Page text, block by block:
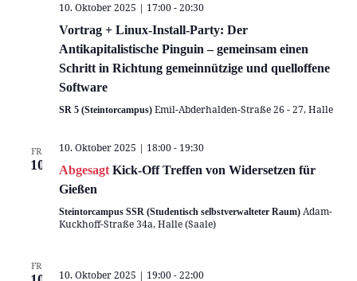
10. Oktober 2025 | 17:00-20:30
Vortrag + Linux-Install-Party: Der
Antikapitalistische Pinguin – gemeinsam einen
Schritt in Richtung gemeinnützige und quelloffene
Software
SR 5 (Steintorcampus) Emil-Abderhalden-Straße 26 - 27, Halle
FR.
10
10. Oktober 2025 | 18:00- 19:30
Abgesagt Kick-Off Treffen von Widersetzen für
Gießen
Steintorcampus SSR (Studentisch selbstverwalteter Raum) Adam-
Kuckhoff-Straße 34a, Halle (Saale)
FR.
10. Oktober 2025 | 19:00-22:00